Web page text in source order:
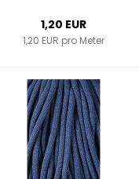
1,20 EUR
1,20 EUR pro Meter